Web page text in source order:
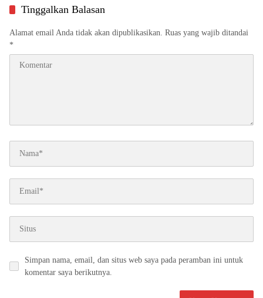
Tinggalkan Balasan
Alamat email Anda tidak akan dipublikasikan. Ruas yang wajib ditandai
*
Simpan nama, email, dan situs web saya pada peramban ini untuk
komentar saya berikutnya.